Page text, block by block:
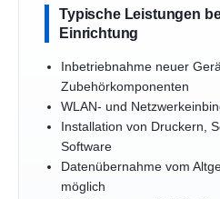
Typische Leistungen
Einrichtung
Inbetriebnahme neuer
Zubehörkomponenten
WLAN- und
Installation von Druckern,
Software
Datenübernahme vom
möglich